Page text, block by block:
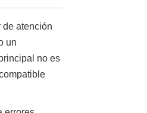
de atención
un
no es